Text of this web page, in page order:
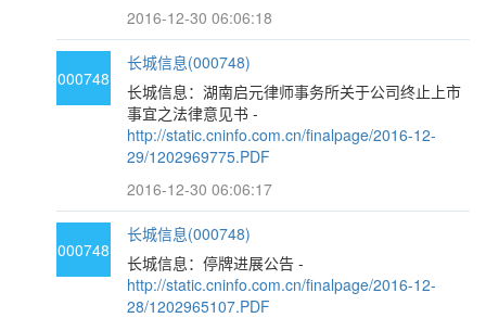
2016-12-30 06:06:18
000748
长城信息(000748)
长城信息：湖南启元律师事务所关于公司终止上市
事宜之法律意见书 -
http://static.cninfo.com.cn/finalpage/2016-12-
29/1202969775.PDF
2016-12-30 06:06:17
000748
长城信息(000748)
长城信息：停牌进展公告 -
http://static.cninfo.com.cn/finalpage/2016-12-
28/1202965107.PDF